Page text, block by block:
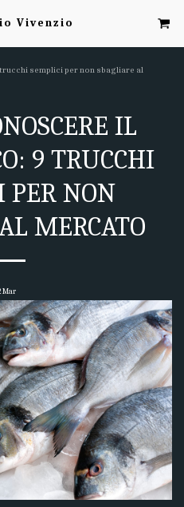
Vivenzio
semplici per non sbagliare al
IL
9 TRUCCHI
PER NON
MERCATO
Mar